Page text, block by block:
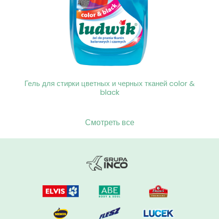
Смотреть все
Гель для стирки цветных и черных тканей color &
black